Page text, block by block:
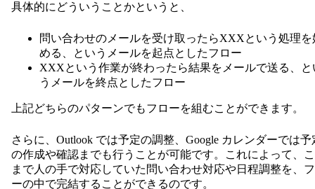
具体的にどういうことかというと、
問い合わせのメールを受け取ったらXXXという処理を
める、というメールを起点としたフロー
XXXという作業が終わったら結果をメールで送る、と
うメールを終点としたフロー
上記どちらのパターンでもフローを組むことができます。
さらに、Outlook では予定の調整、Google カレンダーでは予
の作成や確認までも行うことが可能です。これによって、
まで人の手で対応していた問い合わせ対応や日程調整を、
ーの中で完結することができるのです。